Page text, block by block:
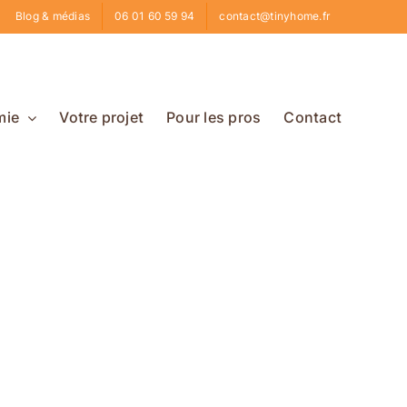
Blog & médias 06 01 60 59 94 contact@tinyhome.fr
Votre projet Pour les pros Contact